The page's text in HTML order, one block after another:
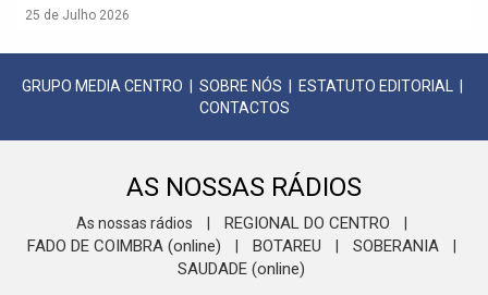
25 de Julho 2026
GRUPO MEDIA CENTRO SOBRE NÓS ESTATUTO EDITORIAL
CONTACTOS
AS NOSSAS RÁDIOS
As nossas rádios REGIONAL DO CENTRO
FADO DE COIMBRA (online) BOTAREU SOBERANIA
SAUDADE (online)